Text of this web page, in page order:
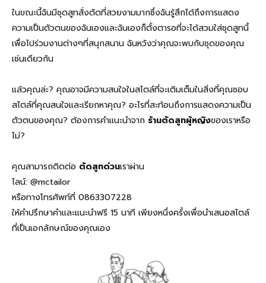
ในขณะนี้ฉันมีชุดสูทสั่งตัดที่สวยงามมากซึ่งฉันรู้สึกได้ถึงการแสดง
ความเป็นตัวตนของฉันเองและฉันเองก็ตั้งตารอที่จะได้สวมใส่ชุดสูทนี้
เพื่อไปร่วมงานต่างๆที่สนุกสนาน ฉันหวังว่าคุณจะพบกับชุดของคุณ
เช่นเดียวกัน
แล้วคุณล่ะ? คุณอาจมีความสนใจในสไตล์ที่จะเติมเต็มในสิ่งที่คุณชอบ
สไตล์ที่คุณสนใจและเรียกหาคุณ? อะไรที่สะท้อนถึงการแสดงความเป็น
ตัวตนของคุณ? ต้องการคำแนะนำจาก ร้านตัดสูทผู้หญิงของเราหรือ
ไม่?
คุณสามารถติดต่อ ตัดสูทด่วนเราผ่าน
ไลน์: @mctailor
หรือทางโทรศัพท์ที่ 0863307228
ให้คำปรึกษาคำและแนะนำฟรี 15 นาที เพียงหนึ่งครั้งเพื่อนำเสนอสไตล์
ที่เป็นเอกลักษณ์ของคุณเอง